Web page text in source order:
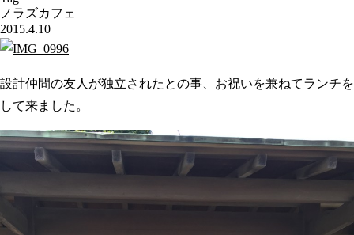
ノラズカフェ
2015.4.10
設計仲間の友人が独立されたとの事、お祝いを兼ねてランチを
して来ました。